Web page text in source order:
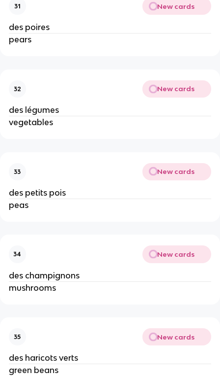
31 New cards
des poires
pears
32 New cards
des légumes
vegetables
33 New cards
des petits pois
peas
34 New cards
des champignons
mushrooms
35 New cards
des haricots verts
green beans